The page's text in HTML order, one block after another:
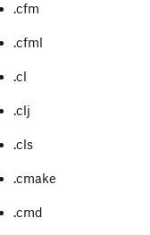
.cfm
.cfml
.cl
.clj
.cls
.cmake
.cmd